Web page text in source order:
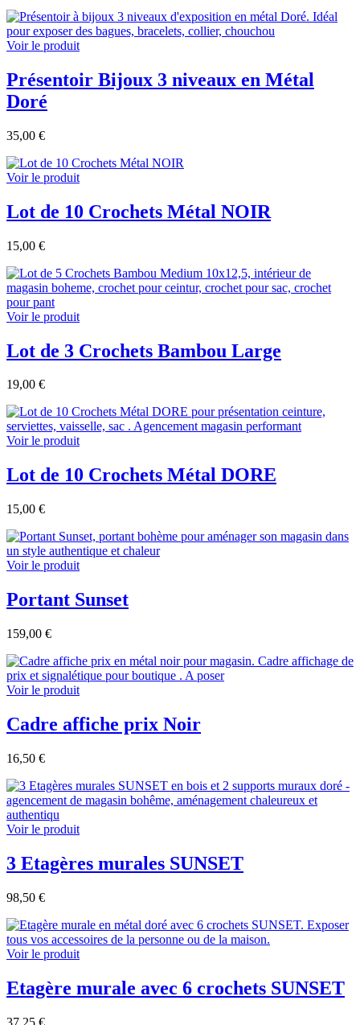
Voir le produit
Présentoir Bijoux 3 niveaux en Métal
Doré
35,00 €
Voir le produit
Lot de 10 Crochets Métal NOIR
15,00 €
Voir le produit
Lot de 3 Crochets Bambou Large
19,00 €
Voir le produit
Lot de 10 Crochets Métal DORE
15,00 €
Voir le produit
Portant Sunset
159,00 €
Voir le produit
Cadre affiche prix Noir
16,50 €
Voir le produit
3 Etagères murales SUNSET
98,50 €
Voir le produit
Etagère murale avec 6 crochets SUNSET
37,25 €